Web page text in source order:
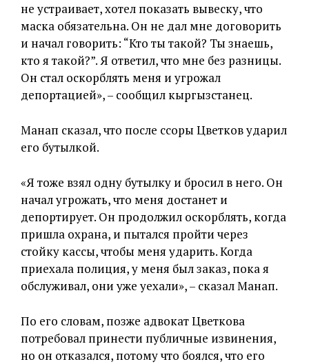
не устраивает, хотел показать вывеску, что
маска обязательна. Он не дал мне договорить
и начал говорить: “Кто ты такой? Ты знаешь,
кто я такой?”. Я ответил, что мне без разницы.
Он стал оскорблять меня и угрожал
депортацией», – сообщил кыргызстанец.
Манап сказал, что после ссоры Цветков ударил
его бутылкой.
«Я тоже взял одну бутылку и бросил в него. Он
начал угрожать, что меня достанет и
депортирует. Он продолжил оскорблять, когда
пришла охрана, и пытался пройти через
стойку кассы, чтобы меня ударить. Когда
приехала полиция, у меня был заказ, пока я
обслуживал, они уже уехали», – сказал Манап.
По его словам, позже адвокат Цветкова
потребовал принести публичные извинения,
но он отказался, потому что боялся, что его